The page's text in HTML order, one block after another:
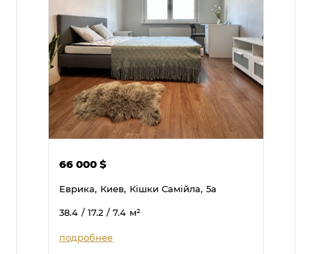
66 000$
Еврика, Киев, Кішки Самійла, 5а
38.4 / 17.2 / 7.4 м²
подробнее